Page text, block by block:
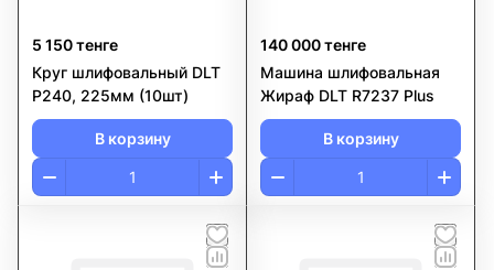
5 150 тенге
Круг шлифовальный DLT
P240, 225мм (10шт)
В корзину
140 000 тенге
Машина шлифовальная
Жираф DLT R7237 Plus
В корзину